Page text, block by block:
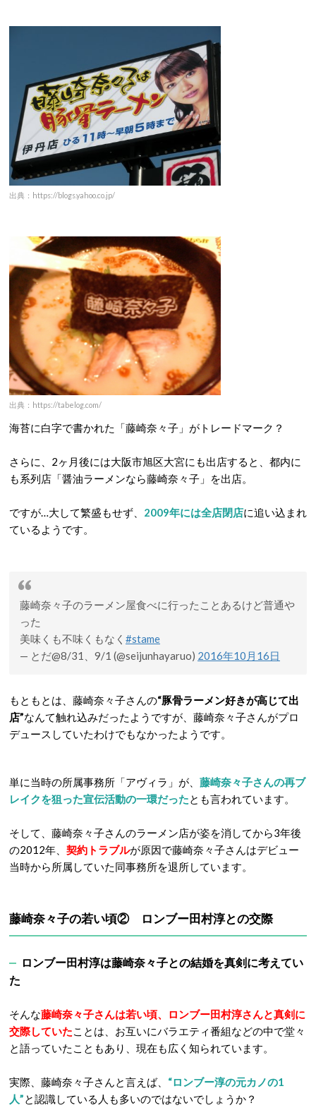
出典：https://blogs.yahoo.co.jp/
出典：https://tabelog.com/
海苔に白字で書かれた「藤崎奈々子」がトレードマーク？
さらに、2ヶ月後には大阪市旭区大宮にも出店すると、都内に
も系列店「醤油ラーメンなら藤崎奈々子」を出店。
ですが…大して繁盛もせず、 2009年には全店閉店に追い込まれ
ているようです。
藤崎奈々子のラーメン屋食べに行ったことあるけど普通や
った
美味くも不味くもなく #stame
— とだ@8/31、9/1 (@seijunhayaruo) 2016年10月16日
もともとは、藤崎奈々子さんの“豚骨ラーメン好きが高じて出
店”なんて触れ込みだったようですが、藤崎奈々子さんがプロ
デュースしていたわけでもなかったようです。
単に当時の所属事務所「アヴィラ」が、 藤崎奈々子さんの再ブ
レイクを狙った宣伝活動の一環だったとも言われています。
そして、藤崎奈々子さんのラーメン店が姿を消してから3年後
の2012年、 契約トラブルが原因で藤崎奈々子さんはデビュー
当時から所属していた同事務所を退所しています。
藤崎奈々子の若い頃② ロンブー田村淳との交際
ロンブー田村淳は藤崎奈々子との結婚を真剣に考えてい
た
そんな藤崎奈々子さんは若い頃、ロンブー田村淳さんと真剣に
交際していたことは、お互いにバラエティ番組などの中で堂々
と語っていたこともあり、現在も広く知られています。
実際、藤崎奈々子さんと言えば、 “ロンブー淳の元カノの1
人”と認識している人も多いのではないでしょうか？